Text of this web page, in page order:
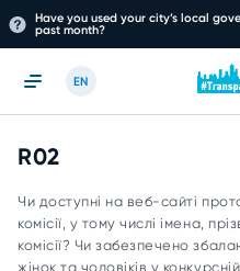
Have you used your city’s local
past month?
EN
R02
Чи доступні на веб-сайті
комісії, у тому числі імена,
комісії? Чи забезпечено
жінок та чоловіків у конкурсній